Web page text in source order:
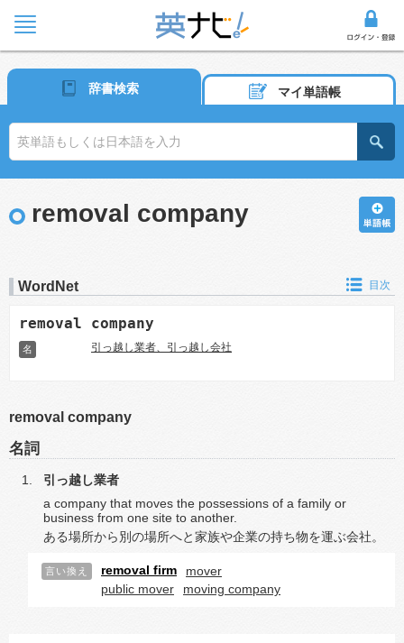
辞書検索 マイ単語帳
removal company
WordNet 目次
removal company
名 引っ越し業者、引っ越し会社
removal company
名詞
引っ越し業者
a company that moves the possessions of a family or
business from one site to another.
ある場所から別の場所へと家族や企業の持ち物を運ぶ会社。
言い換え removal firm
mover
public mover
moving company